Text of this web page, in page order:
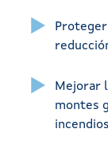
Mejorar
montes
incendios